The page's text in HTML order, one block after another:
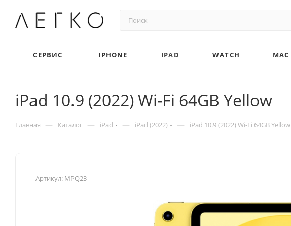
СЕРВИС IPHONE IPAD WATCH MAC
iPad 10.9 (2022) Wi-Fi 64GB Yellow
Главная — Каталог — iPad — iPad (2022) — iPad 10.9 (2022) Wi-Fi 64GB Yellow
Артикул: MPQ23